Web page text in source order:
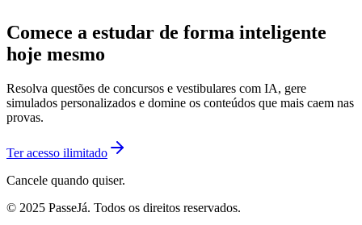
Comece a estudar de forma inteligente
hoje mesmo
Resolva questões de concursos e vestibulares com IA, gere
simulados personalizados e domine os conteúdos que mais caem nas
provas.
Ter acesso ilimitado
Cancele quando quiser.
© 2025 PasseJá. Todos os direitos reservados.